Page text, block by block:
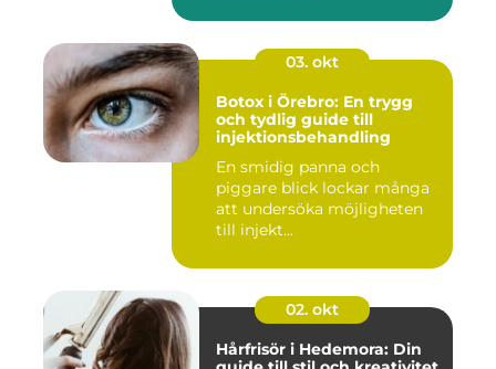
03. okt
Botox i Örebro: En trygg
och tydlig guide till
injektionsbehandling
En smidig panna och
piggare blick lockar många
att undersöka möjligheten
till injekt...
02. okt
Hårfrisör i Hedemora: Din